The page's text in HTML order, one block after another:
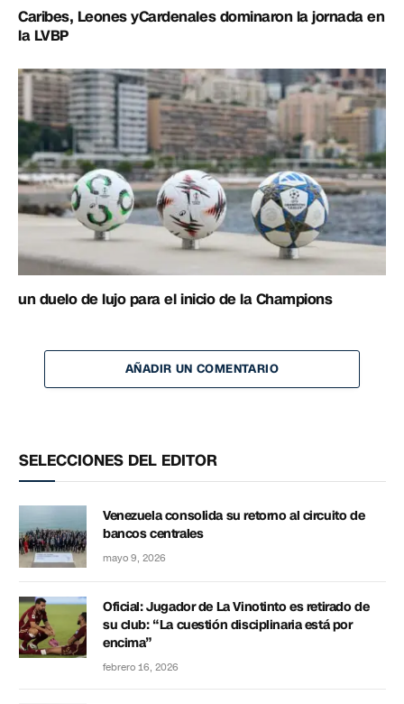
Caribes, Leones yCardenales dominaron la jornada en
la LVBP
un duelo de lujo para el inicio de la Champions
AÑADIR UN COMENTARIO
SELECCIONES DEL EDITOR
Venezuela consolida su retorno al circuito de
bancos centrales
mayo 9, 2026
Oficial: Jugador de La Vinotinto es retirado de
su club: “La cuestión disciplinaria está por
encima”
febrero 16, 2026